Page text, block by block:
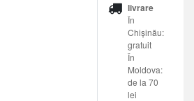
livrare
În
Chișinău:
gratuit
În
Moldova:
de la 70
lei